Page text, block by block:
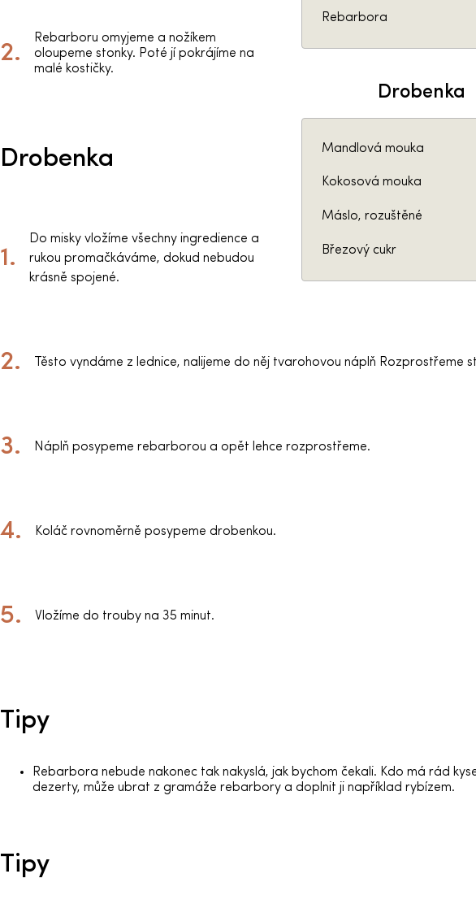
Rebarbora
Drobenka
Mandlová mouka
Kokosová mouka
Máslo, rozuštěné
Březový cukr
Rebarboru omyjeme a nožíkem
oloupeme stonky. Poté jí pokrájíme na
malé kostičky.
Drobenka
Do misky vložíme všechny ingredience a
rukou promačkáváme, dokud nebudou
krásně spojené.
Těsto vyndáme z lednice, nalijeme do něj tvarohovou náplň Rozprostřeme
Náplň posypeme rebarborou a opět lehce rozprostřeme.
Koláč rovnoměrně posypeme drobenkou.
Vložíme do trouby na 35 minut.
Tipy
Rebarbora nebude nakonec tak nakyslá, jak bychom čekali. Kdo má rád
dezerty, může ubrat z gramáže rebarbory a doplnit ji například rybízem.
Tipy